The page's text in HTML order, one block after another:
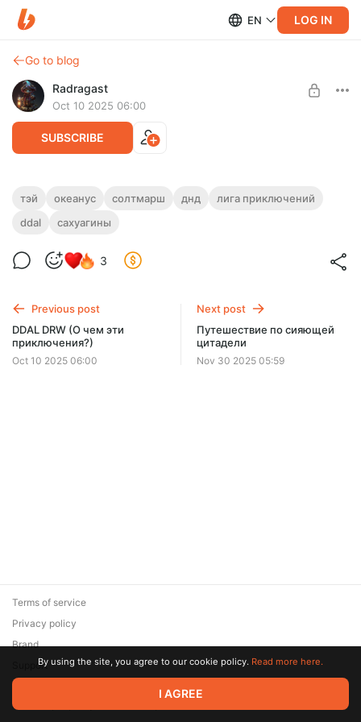
EN LOG IN
Go to blog
Radragast
Oct 10 2025 06:00
SUBSCRIBE
DDAL DRW
Морское приключение для персонажей 2 тира
тэй океанус солтмарш днд
лига приключений
ddal
сахуагины
3
Previous post
DDAL DRW (О чем эти
приключения?)
Oct 10 2025 06:00
Next post
Путешествие по сияющей
цитадели
Nov 30 2025 05:59
© 2026 Zaya Solutions Limited. All rights reserved. All trademarks
are the property of their respective owners.
Terms of service
Privacy policy
Brand
SupportBy using the site, you agree to our cookie policy. Read more here.
I AGREE